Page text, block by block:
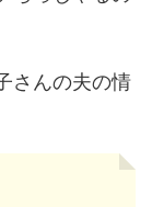
さんの夫の情